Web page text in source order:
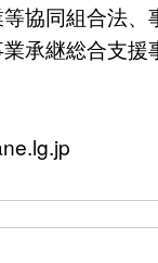
等協同組合法
業承継総合支